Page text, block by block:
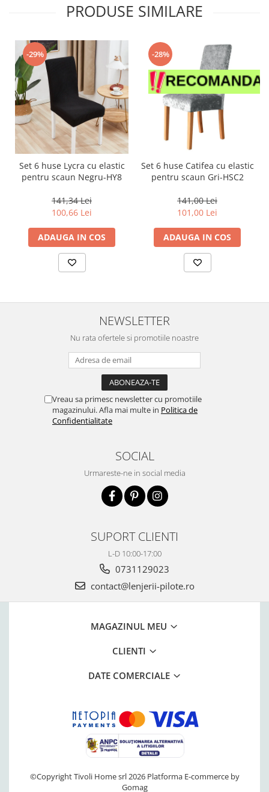
PRODUSE SIMILARE
-29%
Set 6 huse Lycra cu elastic
pentru scaun Negru-HY8
141,34 Lei
100,66 Lei
ADAUGA IN COS
-28%
Set 6 huse Catifea cu elastic
pentru scaun Gri-HSC2
141,00 Lei
101,00 Lei
ADAUGA IN COS
NEWSLETTER
Nu rata ofertele si promotiile noastre
Vreau sa primesc newsletter cu promotiile
magazinului. Afla mai multe in Politica de
Confidentialitate
SOCIAL
Urmareste-ne in social media
SUPORT CLIENTI
L-D 10:00-17:00
0731129023
contact@lenjerii-pilote.ro
MAGAZINUL MEU
CLIENTI
DATE COMERCIALE
©Copyright Tivoli Home srl 2026 Platforma E-commerce by
Gomag